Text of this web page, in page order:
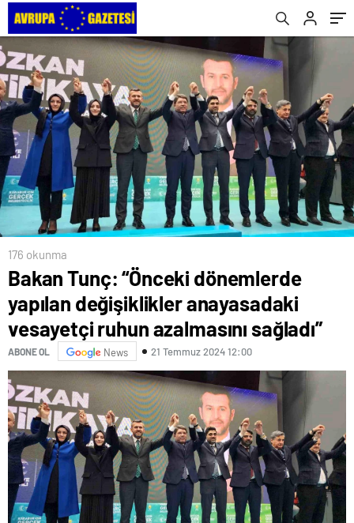
azalmasını sağladı”
176 okunma
Bakan Tunç: “Önceki dönemlerde
yapılan değişiklikler anayasadaki
vesayetçi ruhun azalmasını sağladı”
ABONE OL News 21 Temmuz 2024 12:00